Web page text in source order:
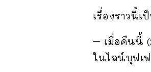
เรื่องราวนี้
– เมื่อคืนนี้
ในไลน์บุฟเ